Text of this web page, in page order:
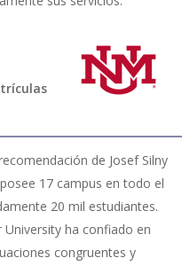
de Josef Silny
17 campus en todo el
20 mil estudiantes.
ha confiado en
congruentes y